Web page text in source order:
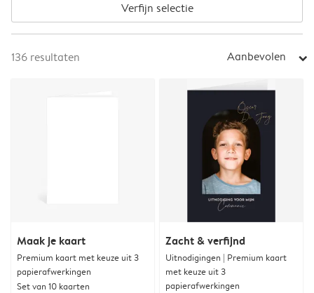
Verfijn selectie
136 resultaten Aanbevolen arrow_right
Maak je kaart
Premium kaart met keuze uit 3
papierafwerkingen
Set van 10 kaarten
Zacht & verfijnd
Uitnodigingen | Premium kaart
met keuze uit 3
papierafwerkingen